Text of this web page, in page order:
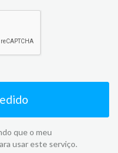
que o meu
usar este serviço.